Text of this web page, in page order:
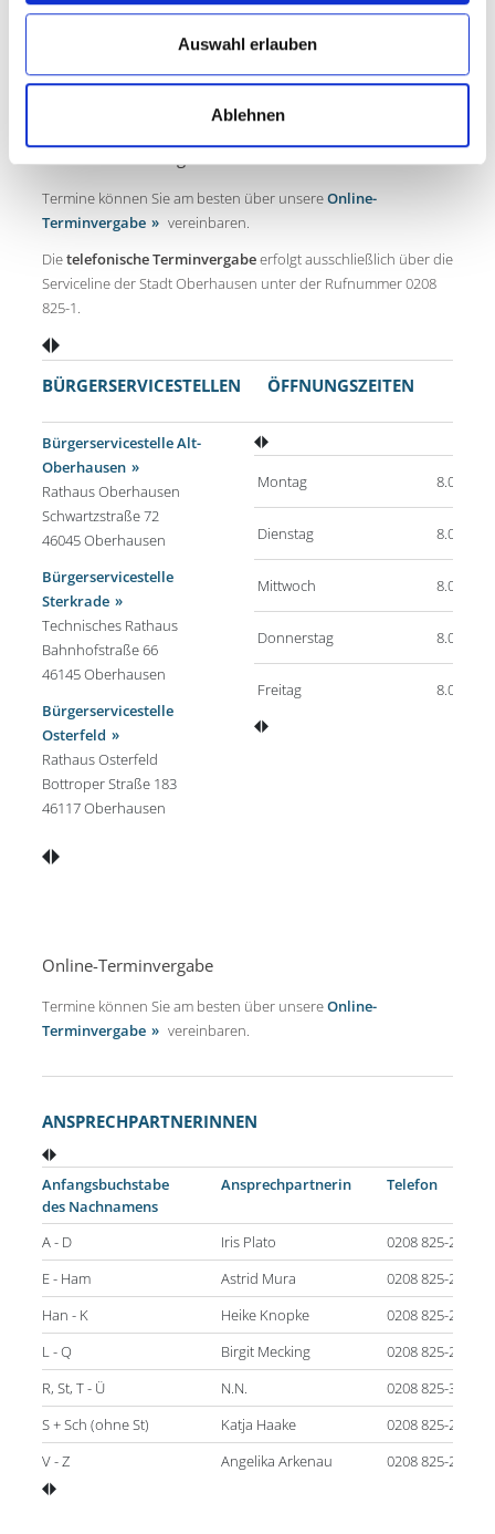
Auswahl erlauben
Ablehnen
etwas andere Verfahrensweise erforderlich sein können.
Termine können Sie am besten über unsereOnline-
Terminvergabe
vereinbaren.
Dietelefonische Terminvergabeerfolgt ausschließlich über die
Serviceline der Stadt Oberhausen unter der Rufnummer 0208
825-1.
BÜRGERSERVICESTELLEN ÖFFNUNGSZEITEN
Bürgerservicestelle Alt-
Oberhausen
Rathaus Oberhausen
Schwartzstraße 72
46045 Oberhausen
Bürgerservicestelle
Sterkrade
Technisches Rathaus
Bahnhofstraße 66
46145 Oberhausen
Bürgerservicestelle
Osterfeld
Rathaus Osterfeld
Bottroper Straße 183
46117 Oberhausen
Montag 8.00 -
Dienstag 8.00 -
Mittwoch 8.00 -
Donnerstag 8.00 -
Freitag 8.00 -
Online-Terminvergabe
Termine können Sie am besten über unsereOnline-
Terminvergabe
vereinbaren.
ANSPRECHPARTNERINNEN
Anfangsbuchstabe
des Nachnamens
Ansprechpartnerin Telefon
A - D Iris Plato
0208 825-2424
E - Ham
Astrid Mura
0208 825-2383
Han - K
Heike Knopke
0208 825-2401
L - Q
Birgit Mecking
0208 825-2405
R, St, T - Ü
N.N.
0208 825-3177
S + Sch (ohne St)
Katja Haake
0208 825-2668
V - Z
Angelika Arkenau 0208 825-2826